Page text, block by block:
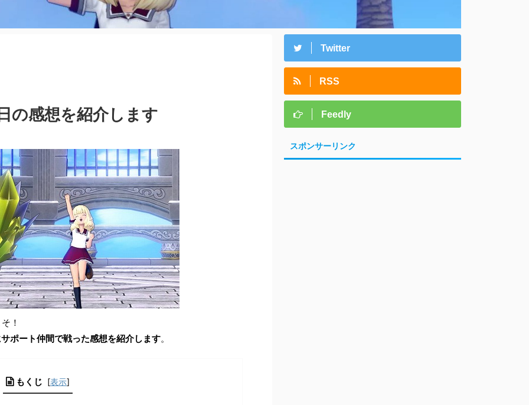
の感想を紹介します
！
ポート仲間で戦った感想を紹介します。
もくじ [表示]
Twitter
RSS
Feedly
スポンサーリンク